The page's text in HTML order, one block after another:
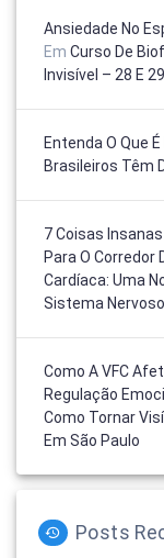
Ansiedade No
Em Curso De
Invisível – 28 E
Entenda O Que
Brasileiros Têm
7 Coisas
Para O Corredor
Cardíaca: Uma
Sistema
Como A VFC
Regulação
Como Tornar
Em São Paulo
Posts